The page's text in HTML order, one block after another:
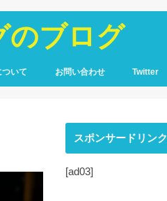
のブログ
ついて お問い合わせ Twitter
スポンサードリンク
[ad03]